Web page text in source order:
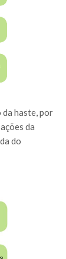
haste, por
da
do